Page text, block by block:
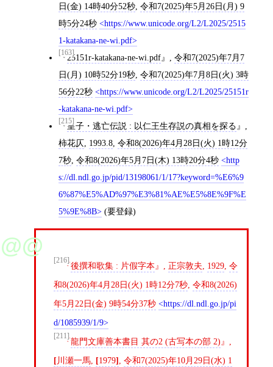
日(金) 14時40分52秒 令和7(2025)年5月26日(月) 9
時5分24秒
https://www.unicode.org/L2/L2025/2515
1-katakana-ne-wi.pdf
[163]25151r-katakana-ne-wi.pdf
令和7(2025)年7月7
日(月) 10時52分19秒 令和7(2025)年7月8日(火) 3時
56分22秒
https://www.unicode.org/L2/L2025/25151r
-katakana-ne-wi.pdf
[215]皇子・逃亡伝説 : 以仁王生存説の真相を探る
柿花仄 1993.8 令和8(2026)年4月28日(火) 1時12分
7秒 令和8(2026)年5月7日(木) 13時20分4秒
http
s://dl.ndl.go.jp/pid/13198061/1/17?keyword=%E6%9
6%87%E5%AD%97%E3%81%AE%E5%8E%9F%E
5%9E%8B
(要登録)
[216]
後撰和歌集 : 片假字本 ,正宗敦夫, 1929,令
和8(2026)年4月28日(火) 1時12分7秒, 令和8(2026)
年5月22日(金) 9時54分37秒
https://dl.ndl.go.jp/pi
d/1085939/1/9
[211]
龍門文庫善本書目 其の2 (古写本の部 2)
,
[川瀬一馬, [1979], 令和7(2025)年10月29日(水) 1